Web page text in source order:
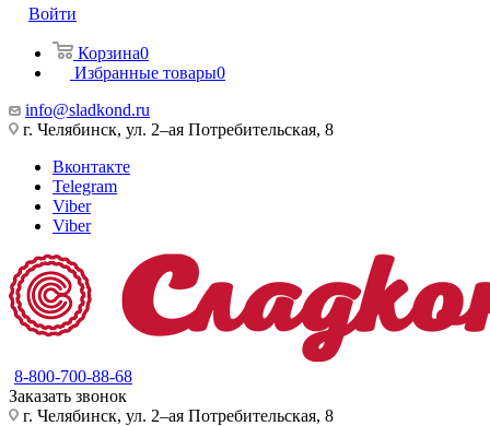
Войти
Корзина0
Избранные товары0
info@sladkond.ru
г. Челябинск, ул. 2–ая Потребительская, 8
Вконтакте
Telegram
Viber
Viber
8-800-700-88-68
Заказать звонок
г. Челябинск, ул. 2–ая Потребительская, 8